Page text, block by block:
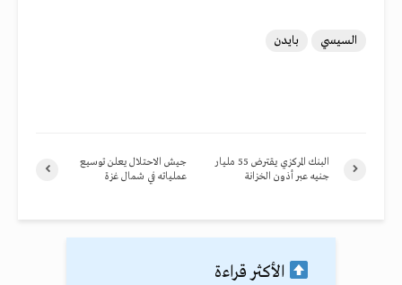
السيسي بايدن
جيش الاحتلال يعلن توسيع
عملياته في شمال غزة
البنك المركزي يقترض 55 مليار
جنيه عبر أذون الخزانة
الأكثر قراءة